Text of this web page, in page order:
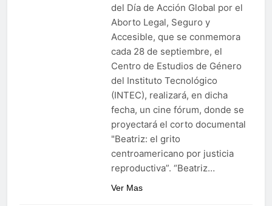
del Día de Acción Global por el
Aborto Legal, Seguro y
Accesible, que se conmemora
cada 28 de septiembre, el
Centro de Estudios de Género
del Instituto Tecnológico
(INTEC), realizará, en dicha
fecha, un cine fórum, donde se
proyectará el corto documental
"Beatriz: el grito
centroamericano por justicia
reproductiva”. “Beatriz…
Ver Mas